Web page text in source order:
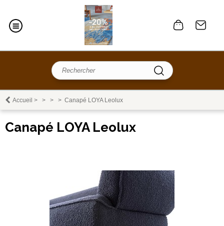
Accueil > > > > Canapé LOYA Leolux
Canapé LOYA Leolux